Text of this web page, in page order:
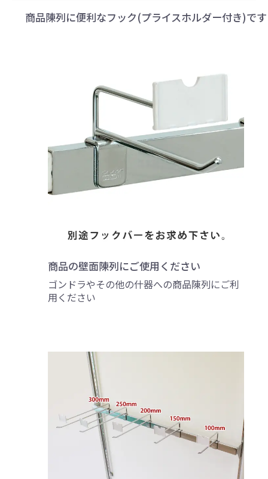
商品陳列に便利なフック(プライスホルダー付き)です
商品の壁面陳列にご使用ください
ゴンドラやその他の什器への商品陳列にご利
用ください